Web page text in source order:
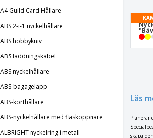
A4 Guild Card Hållare
ABS 2-i-1 nyckelhållare
ABS hobbykniv
ABS laddningskabel
ABS nyckelhållare
ABS-bagagelapp
ABS-korthållare
ABS-nyckelhållare med flasköppnare
ALBRIGHT nyckelring i metall
Läs
Planerar
skapa